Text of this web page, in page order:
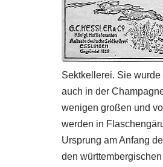
Sektkellerei. Sie
auch in der
wenigen großen und
werden in
Ursprung am Anfang
den